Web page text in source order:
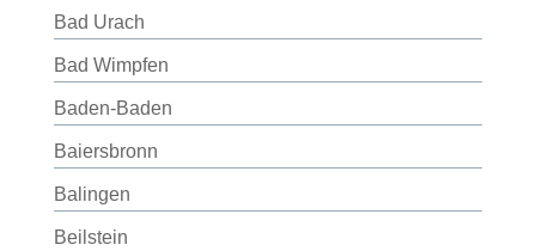
Bad Urach
Bad Wimpfen
Baden-Baden
Baiersbronn
Balingen
Beilstein